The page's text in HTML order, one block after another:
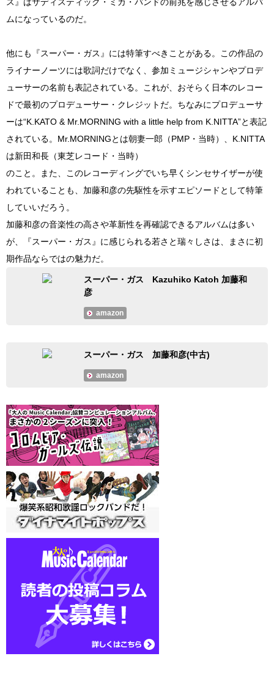
ムになっているのだ。
他にも『スーパー・ガス』には特筆すべきことがある。この作品の
ライナーノーツには歌詞だけでなく、参加ミュージシャンやプロデ
ューサーの名前も表記されている。これが、おそらく日本のレコー
ドで最初のプロデューサー・クレジットだ。ちなみにプロデューサ
ーは“K.KATO & Mr.MORNING with a little help from K.NITTA”と表記
されている。Mr.MORNINGとは朝妻一郎（PMP・当時）、K.NITTA
は新田和長（東芝レコード・当時）
のこと。また、このレコーディングでいち早くシンセサイザーが使
われていることも、加藤和彦の先駆性を示すエピソードとして特筆
していいだろう。
加藤和彦の音楽性の高さや革新性を再確認できるアルバムは多い
が、『スーパー・ガス』に感じられる若さと瑞々しさは、まさに初
期作品ならではの魅力だ。
スーパー・ガス Kazuhiko Katoh 加藤和
彦
amazon
スーパー・ガス 加藤和彦(中古)
amazon